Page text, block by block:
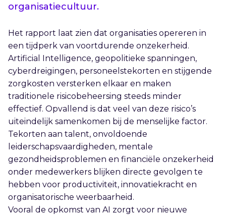
organisatiecultuur.
Het rapport laat zien dat organisaties opereren in
een tijdperk van voortdurende onzekerheid.
Artificial Intelligence, geopolitieke spanningen,
cyberdreigingen, personeelstekorten en stijgende
zorgkosten versterken elkaar en maken
traditionele risicobeheersing steeds minder
effectief. Opvallend is dat veel van deze risico’s
uiteindelijk samenkomen bij de menselijke factor.
Tekorten aan talent, onvoldoende
leiderschapsvaardigheden, mentale
gezondheidsproblemen en financiële onzekerheid
onder medewerkers blijken directe gevolgen te
hebben voor productiviteit, innovatiekracht en
organisatorische weerbaarheid.
Vooral de opkomst van AI zorgt voor nieuwe